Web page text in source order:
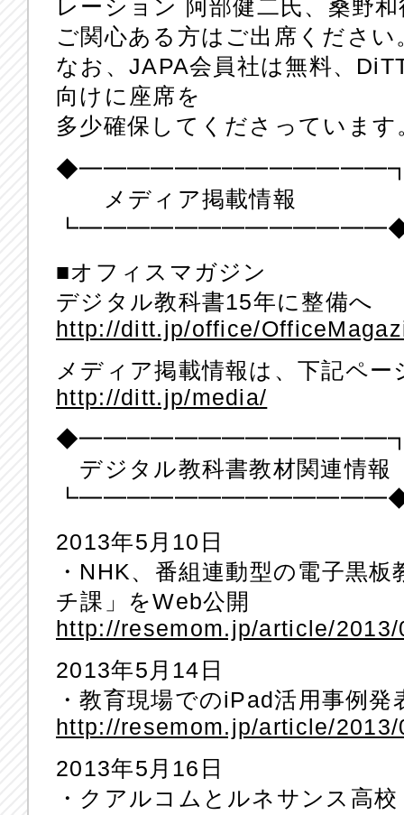
レーション 阿部健二氏、桑野
ご関心ある方はご出席ください
なお、JAPA会員社は無料、
向けに座席を
多少確保してくださっています
メディア掲載情報
■オフィスマガジン
デジタル教科書15年に整備へ
http://ditt.jp/office/
メディア掲載情報は、下記ペ
http://ditt.jp/media/
デジタル教科書教材関連情報
2013年5月10日
・NHK、番組連動型の電子黒
チ課」をWeb公開
http://resemom.jp/article/
2013年5月14日
・教育現場でのiPad活用事例
http://resemom.jp/article/
2013年5月16日
・クアルコムとルネサンス高